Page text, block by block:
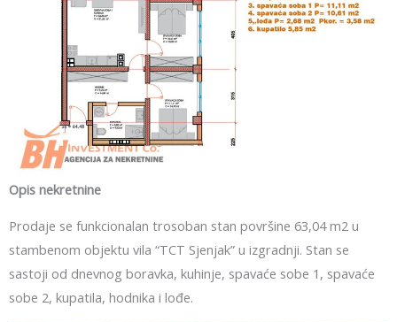
Opis nekretnine
Prodaje se funkcionalan trosoban stan površine 63,04 m2 u
stambenom objektu vila “TCT Sjenjak” u izgradnji. Stan se
sastoji od dnevnog boravka, kuhinje, spavaće sobe 1, spavaće
sobe 2, kupatila, hodnika i lođe.